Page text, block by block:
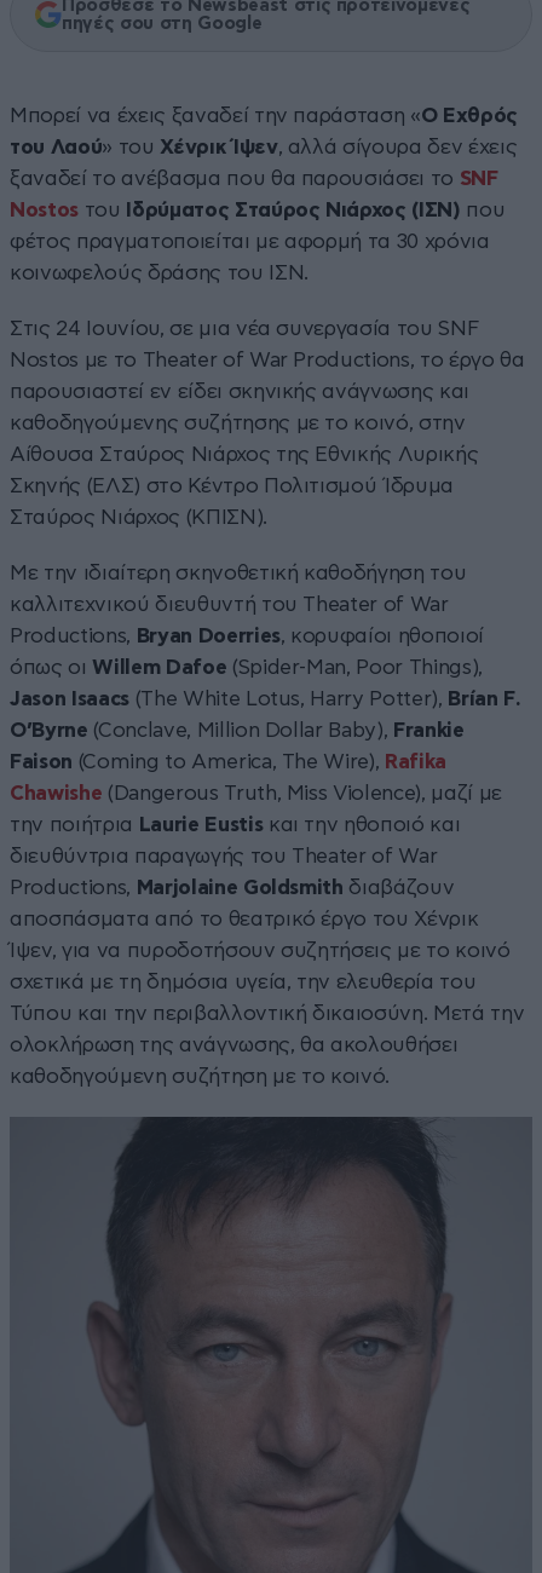
Πρόσθεσε το Newsbeast στις προτεινόμενες
πηγές σου στη Google
Μπορεί να έχεις ξαναδεί την παράσταση «Ο Εχθρός
του Λαού» του Χένρικ Ίψεν, αλλά σίγουρα δεν έχεις
ξαναδεί το ανέβασμα που θα παρουσιάσει το SNF
Nostosτου Ιδρύματος Σταύρος Νιάρχος (ΙΣΝ) που
φέτος πραγματοποιείται με αφορμή τα 30 χρόνια
κοινωφελούς δράσης του ΙΣΝ.
Στις 24 Ιουνίου, σε μια νέα συνεργασία του SNF
Nostos με το Theater of War Productions, το έργο θα
παρουσιαστεί εν είδει σκηνικής ανάγνωσης και
καθοδηγούμενης συζήτησης με το κοινό, στην
Αίθουσα Σταύρος Νιάρχος της Εθνικής Λυρικής
Σκηνής (ΕΛΣ) στο Κέντρο Πολιτισμού Ίδρυμα
Σταύρος Νιάρχος (ΚΠΙΣΝ).
Mε την ιδιαίτερη σκηνοθετική καθοδήγηση του
καλλιτεχνικού διευθυντή του Theater of War
Productions, Bryan Doerries, κορυφαίοι ηθοποιοί
όπως οιWillem Dafoe (Spider-Man, Poor Things),
Jason Isaacs(The White Lotus, Harry Potter), Brían F.
O’Byrne (Conclave, Million Dollar Baby), Frankie
Faison (Coming to America, The Wire), Rafika
Chawishe (Dangerous Truth, Miss Violence), μαζί με
την ποιήτρια Laurie Eustis και την ηθοποιό και
διευθύντρια παραγωγής του Theater of War
Productions, Marjolaine Goldsmith διαβάζουν
αποσπάσματα από το θεατρικό έργο του Χένρικ
Ίψεν, για να πυροδοτήσουν συζητήσεις με το κοινό
σχετικά με τη δημόσια υγεία, την ελευθερία του
Τύπου και την περιβαλλοντική δικαιοσύνη. Μετά την
ολοκλήρωση της ανάγνωσης, θα ακολουθήσει
καθοδηγούμενη συζήτηση με το κοινό.